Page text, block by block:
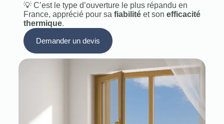
💡 C’est le type d’ouverture le plus répandu en
France, apprécié pour sa fiabilitéet son efficacité
thermique.
Demander un devis